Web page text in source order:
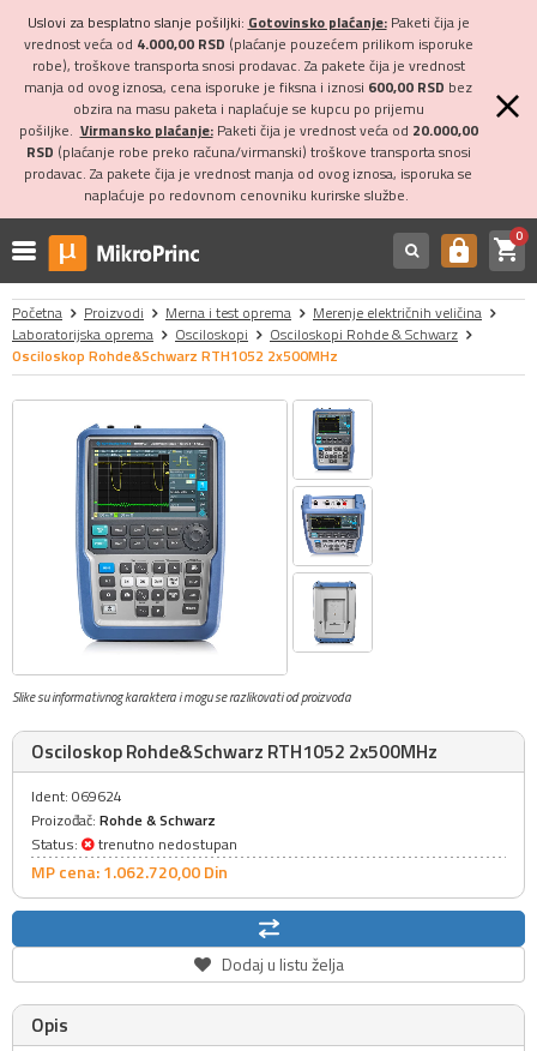
Uslovi za besplatno slanje pošiljki: Gotovinsko plaćanje:Paketi čija je
vrednost veća od 4.000,00 RSD (plaćanje pouzećem prilikom isporuke
robe), troškove transporta snosi prodavac. Za pakete čija je vrednost
manja od ovog iznosa, cena isporuke je fiksna i iznosi 600,00 RSD bez
obzira na masu paketa i naplaćuje se kupcu po prijemu
pošiljke. Virmansko plaćanje:Paketi čija je vrednost veća od 20.000,00
RSD (plaćanje robe preko računa/virmanski) troškove transporta snosi
prodavac. Za pakete čija je vrednost manja od ovog iznosa, isporuka se
naplaćuje po redovnom cenovniku kurirske službe.
https shopping_cart0
Početna Proizvodi Merna i test oprema
Merenje električnih veličina
Laboratorijska oprema
Osciloskopi
Osciloskopi Rohde & Schwarz
Osciloskop Rohde&Schwarz RTH1052 2x500MHz
Slike su informativnog karaktera i mogu se razlikovati od proizvoda
Osciloskop Rohde&Schwarz RTH1052 2x500MHz
Ident: 069624
Proizođač: Rohde & Schwarz
Status:
trenutno nedostupan
MP cena: 1.062.720,00Din
Dodaj u listu želja
Opis